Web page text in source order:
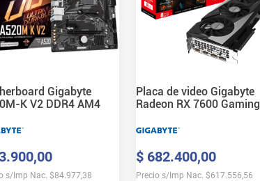
Gigabyte
K V2 DDR4 AM4
.900,00
s/Imp Nac. $84.977,38
Placa de video Gigabyte
Radeon RX 7600 Gaming
$ 682.400,00
Precio s/Imp Nac. $617.556,56